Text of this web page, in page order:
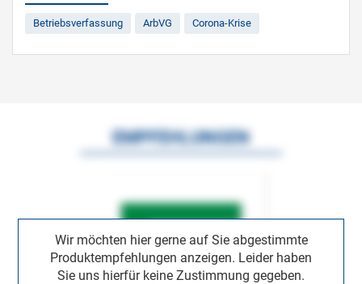
Betriebsverfassung ArbVG Corona-Krise
Wir möchten hier gerne auf Sie abgestimmte
Produktempfehlungen anzeigen. Leider haben
Sie uns hierfür keine Zustimmung gegeben.
EMPFEHLUNGEN